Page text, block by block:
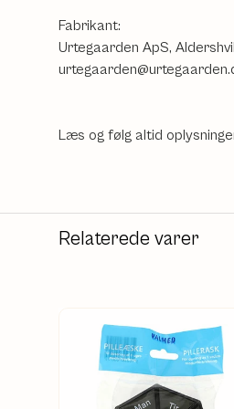
Fabrikant:
Urtegaarden ApS,
Læs og følg altid
Relaterede varer